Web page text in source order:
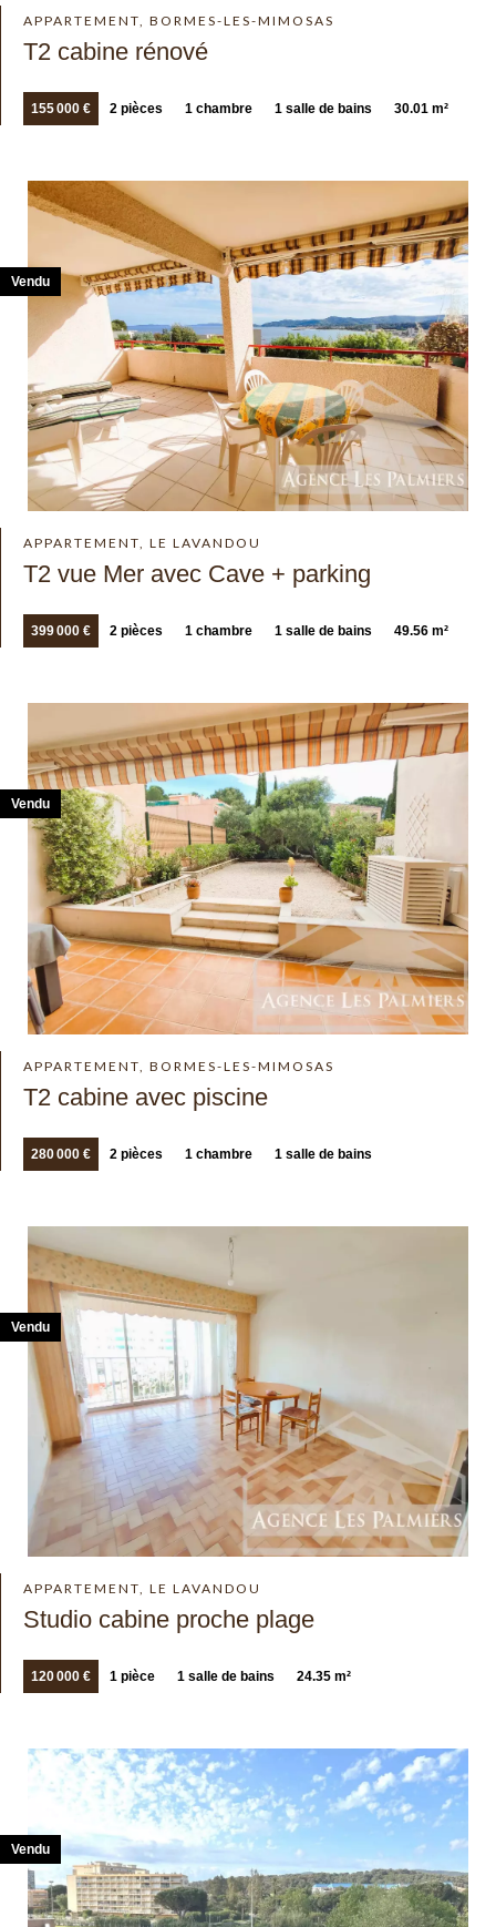
APPARTEMENT, BORMES-LES-MIMOSAS
T2 cabine rénové
155 000 € 2 pièces 1 chambre 1 salle de bains 30.01 m²
APPARTEMENT, LE LAVANDOU
T2 vue Mer avec Cave + parking
399 000 € 2 pièces 1 chambre 1 salle de bains 49.56 m²
Vendu
APPARTEMENT, BORMES-LES-MIMOSAS
T2 cabine avec piscine
280 000 € 2 pièces 1 chambre 1 salle de bains
Vendu
APPARTEMENT, LE LAVANDOU
Studio cabine proche plage
120 000 € 1 pièce 1 salle de bains 24.35 m²
Vendu
Vendu